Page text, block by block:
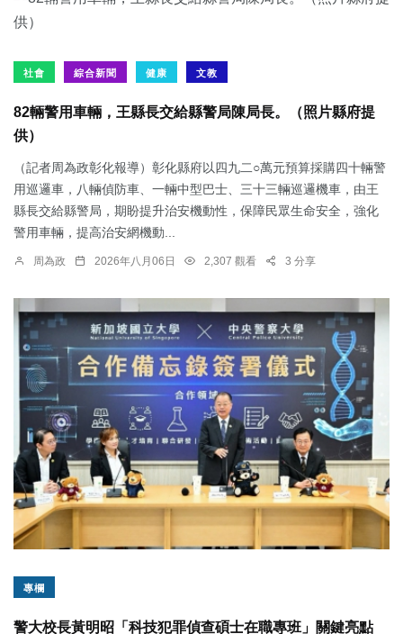
社會 綜合新聞 健康 文教
82輛警用車輛，王縣長交給縣警局陳局長。（照片縣府提
供）
（記者周為政彰化報導）彰化縣府以四九二○萬元預算採購四十輛警
用巡邏車，八輛偵防車、一輛中型巴士、三十三輛巡邏機車，由王
縣長交給縣警局，期盼提升治安機動性，保障民眾生命安全，強化
警用車輛，提高治安網機動...
周為政 2026年八月06日 2,307 觀看 3 分享
專欄
警大校長黃明昭「科技犯罪偵查碩士在職專班」關鍵亮點